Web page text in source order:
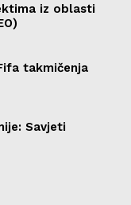
iz oblasti
takmičenja
Savjeti